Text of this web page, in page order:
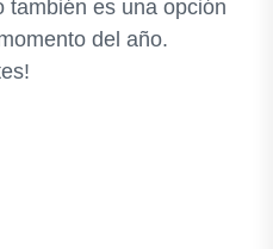
también es una opción
del año.